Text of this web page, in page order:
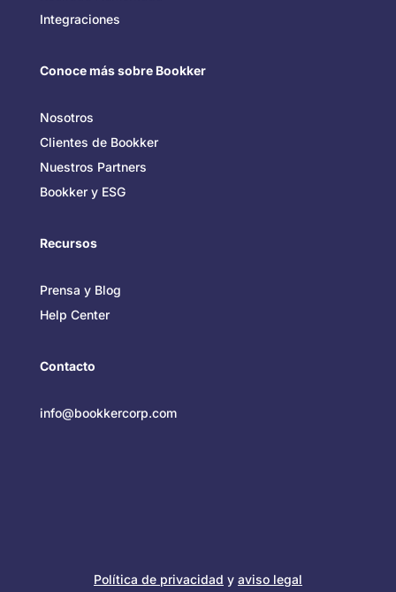
Integraciones
Conoce más sobre Bookker
Nosotros
Clientes de Bookker
Nuestros Partners
Bookker y ESG
Recursos
Prensa y Blog
Help Center
Contacto
info@bookkercorp.com
Política de privacidad y aviso legal